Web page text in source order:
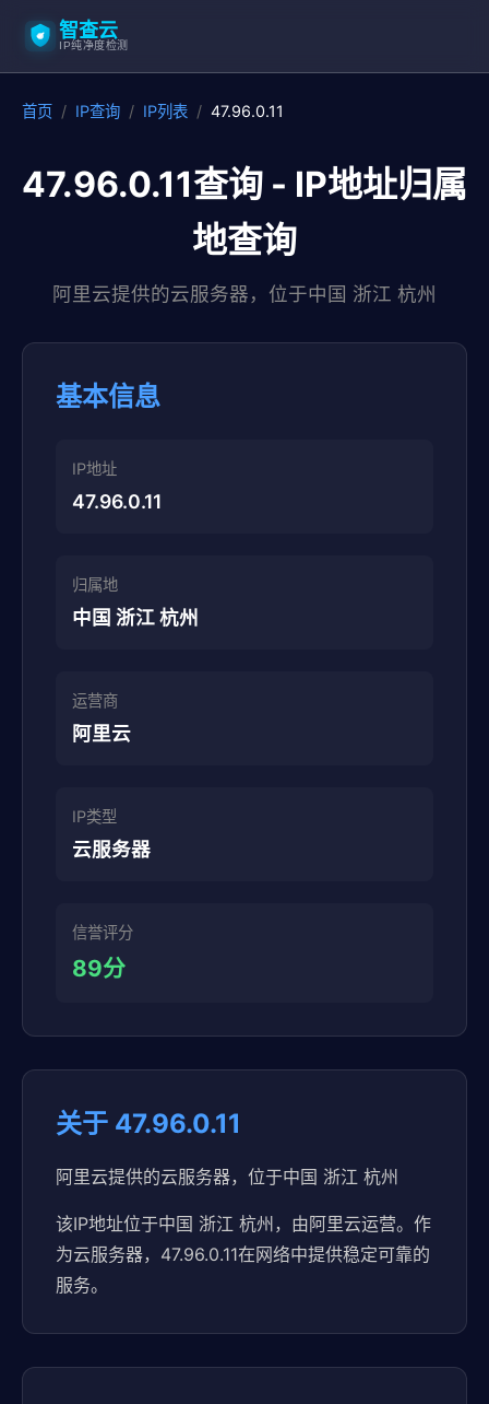
智查云
IP纯净度检测
首页 / IP查询 / IP列表 / 47.96.0.11
47.96.0.11查询 - IP地址归属
地查询
阿里云提供的云服务器，位于中国 浙江 杭州
基本信息
IP地址
47.96.0.11
归属地
中国 浙江 杭州
运营商
阿里云
IP类型
云服务器
信誉评分
89分
关于 47.96.0.11
阿里云提供的云服务器，位于中国 浙江 杭州
该IP地址位于中国 浙江 杭州，由阿里云运营。作
为云服务器，47.96.0.11在网络中提供稳定可靠的
服务。